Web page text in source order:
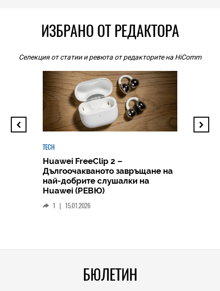
ИЗБРАНО ОТ РЕДАКТОРА
Селекция от статии и ревюта от редакторите на HiComm
TECH
Huawei FreeClip 2 –
Дългоочакваното завръщане на
най-добрите слушалки на
Huawei (РЕВЮ)
1 15.01.2026
БЮЛЕТИН